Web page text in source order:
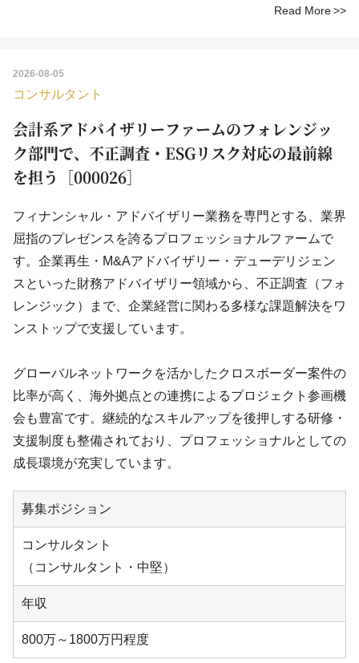
Read More
2026-08-05
コンサルタント
会計系アドバイザリーファームのフォレンジッ
ク部門で、不正調査・ESGリスク対応の最前線
を担う［000026］
フィナンシャル・アドバイザリー業務を専門とする、業界
屈指のプレゼンスを誇るプロフェッショナルファームで
す。企業再生・M&Aアドバイザリー・デューデリジェン
スといった財務アドバイザリー領域から、不正調査（フォ
レンジック）まで、企業経営に関わる多様な課題解決をワ
ンストップで支援しています。
グローバルネットワークを活かしたクロスボーダー案件の
比率が高く、海外拠点との連携によるプロジェクト参画機
会も豊富です。継続的なスキルアップを後押しする研修・
支援制度も整備されており、プロフェッショナルとしての
成長環境が充実しています。
募集ポジション
コンサルタント
（コンサルタント・中堅）
年収
800万～1800万円程度